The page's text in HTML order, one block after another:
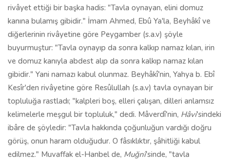
rivâyet ettiği bir başka hadis: "Tavla oynayan, elini domuz
kanına bulamış gibidir." İmam Ahmed, Ebû Ya'la, Beyhâkî ve
diğerlerinin rivâyetine göre Peygamber (s.a.v) şöyle
buyurmuştur: "Tavla oynayıp da sonra kalkıp namaz kılan, irin
ve domuz kanıyla abdest alıp da sonra kalkıp namaz kılan
gibidir." Yani namazı kabul olunmaz. Beyhâkî'nin, Yahya b. Ebî
Kesîr'den rivâyetine göre Resûlullah (s.a.v) tavla oynayan bir
topluluğa rastladı; "kalpleri boş, elleri çalışan, dilleri anlamsız
kelimelerle meşgul bir topluluk," dedi. Mâverdî'nin, Hâvi'sindeki
ibâre de şöyledir: "Tavla hakkında çoğunluğun vardığı doğru
görüş, onun haram olduğudur. O fâsıklıktır, şâhitliği kabul
edilmez." Muvaffak el-Hanbel de, Muğnî'sinde, "tavla